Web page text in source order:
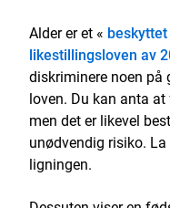
Alder er et «
likestillingsloven av
diskriminere noen på
loven. Du kan anta
men det er likevel
unødvendig risiko.
ligningen.